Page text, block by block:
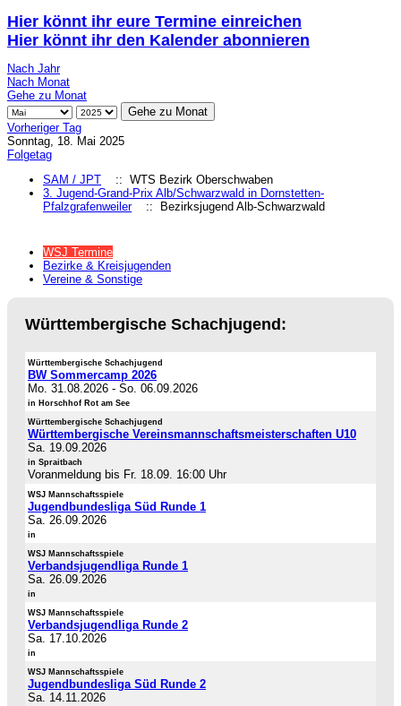
Hier könnt ihr eure Termine einreichen
Hier könnt ihr den Kalender abonnieren
Nach Jahr
Nach Monat
Gehe zu Monat
Gehe zu Monat
Vorheriger Tag
Sonntag, 18. Mai 2025
Folgetag
SAM / JPT
:: WTS Bezirk Oberschwaben
3. Jugend-Grand-Prix Alb/Schwarzwald in Dornstetten-
Pfalzgrafenweiler
:: Bezirksjugend Alb-Schwarzwald
WSJ Termine
Bezirke & Kreisjugenden
Vereine & Sonstige
Württembergische Schachjugend:
Württembergische Schachjugend
BW Sommercamp 2026
Mo. 31.08.2026 - So. 06.09.2026
in Horschhof Rot am See
Württembergische Schachjugend
Württembergische Vereinsmannschaftsmeisterschaften U10
Sa. 19.09.2026
in Spraitbach
Voranmeldung bis Fr. 18.09. 16:00 Uhr
WSJ Mannschaftsspiele
Jugendbundesliga Süd Runde 1
Sa. 26.09.2026
in
WSJ Mannschaftsspiele
Verbandsjugendliga Runde 1
Sa. 26.09.2026
in
WSJ Mannschaftsspiele
Verbandsjugendliga Runde 2
Sa. 17.10.2026
in
WSJ Mannschaftsspiele
Jugendbundesliga Süd Runde 2
Sa. 14.11.2026